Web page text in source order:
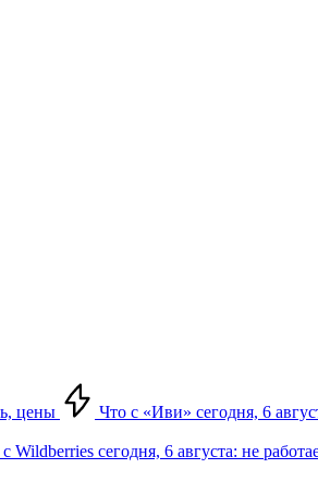
цены Что с «Иви» сегодня, 6
Wildberries сегодня, 6 августа: не